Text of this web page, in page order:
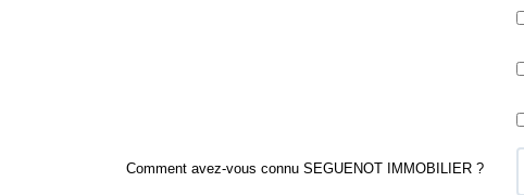
Comment avez-vous connu SEGUENOT IMMOBILIER ?